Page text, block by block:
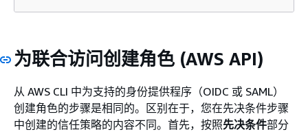
为联合访问创建角色 (AWS API)
从 AWS CLI 中为支持的身份提供程序（OIDC 或 SAML）
创建角色的步骤是相同的。区别在于，您在先决条件步骤
中创建的信任策略的内容不同。首先，按照先决条件部分